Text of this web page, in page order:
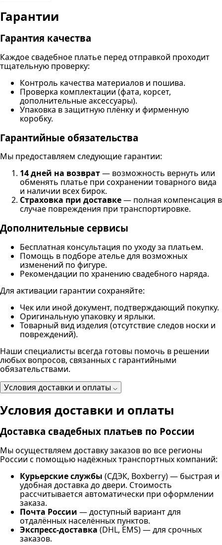
Гарантии
Гарантия качества
Каждое свадебное платье перед отправкой проходит
тщательную проверку:
Контроль качества материалов и пошива.
Проверка комплектации (фата, корсет,
дополнительные аксессуары).
Упаковка в защитную плёнку и фирменную
коробку.
Гарантийные обязательства
Мы предоставляем следующие гарантии:
14 дней на возврат— возможность вернуть или
обменять платье при сохранении товарного вида
и наличии всех бирок.
Страховка при доставке— полная компенсация в
случае повреждения при транспортировке.
Дополнительные сервисы
Бесплатная консультация по уходу за платьем.
Помощь в подборе ателье для возможных
изменений по фигуре.
Рекомендации по хранению свадебного наряда.
Для активации гарантии сохраняйте:
Чек или иной документ, подтверждающий покупку.
Оригинальную упаковку и ярлыки.
Товарный вид изделия (отсутствие следов носки и
повреждений).
Наши специалисты всегда готовы помочь в решении
любых вопросов, связанных с гарантийными
обязательствами.
Условия доставки и оплаты
Условия доставки и оплаты
Доставка свадебных платьев по России
Мы осуществляем доставку заказов во все регионы
России с помощью надёжных транспортных компаний:
Курьерские службы (СДЭК, Boxberry) — быстрая и
удобная доставка до двери. Стоимость
рассчитывается автоматически при оформлении
заказа.
Почта России — доступный вариант для
отдалённых населённых пунктов.
Экспресс-доставка (DHL, EMS) — для срочных
заказов.